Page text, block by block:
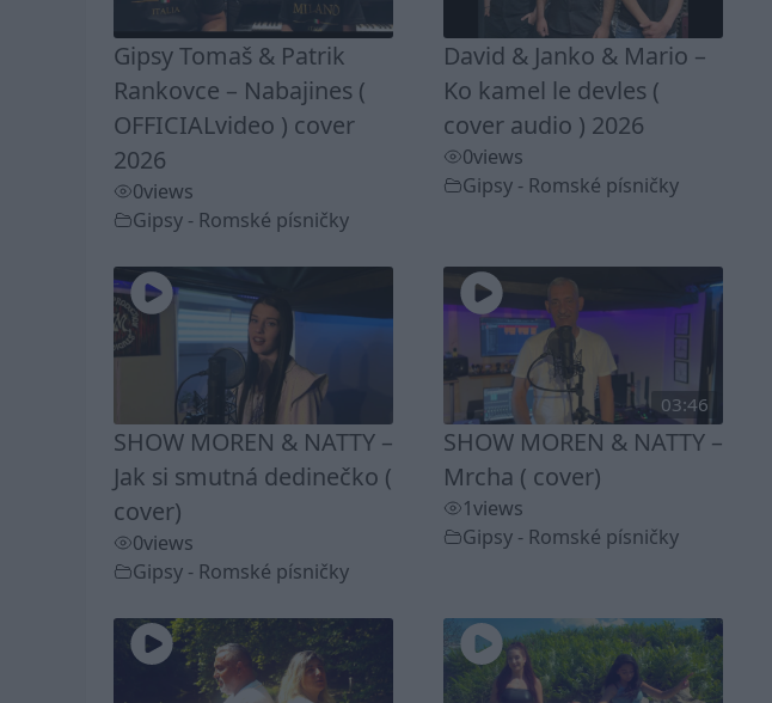
Gipsy Tomaš & Patrik
Rankovce – Nabajines (
OFFICIALvideo ) cover
2026
0views
Gipsy - Romské písničky
David & Janko & Mario –
Ko kamel le devles (
cover audio ) 2026
0views
Gipsy - Romské písničky
SHOW MOREN & NATTY –
Jak si smutná dedinečko (
cover)
0views
Gipsy - Romské písničky
03:46
SHOW MOREN & NATTY –
Mrcha ( cover)
1views
Gipsy - Romské písničky